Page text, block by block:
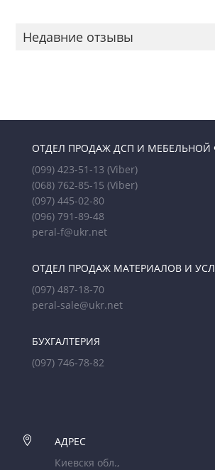
Недавние отзывы
ОТДЕЛ ПРОДАЖ ДСП И МЕБЕЛЬНОЙ
(099) 423-51-13 (Viber)
(068) 762-85-15 (Viber)
(097) 445-02-80
(096) 791-89-48
peral-f@ukr.net
ОТДЕЛ ПРОДАЖ МАТЕРИАЛОВ И
(097) 487-18-70
peral-sale@ukr.net
БУХГАЛТЕРИЯ
(097) 746-78-82

АДРЕС
Киевскя обл.,